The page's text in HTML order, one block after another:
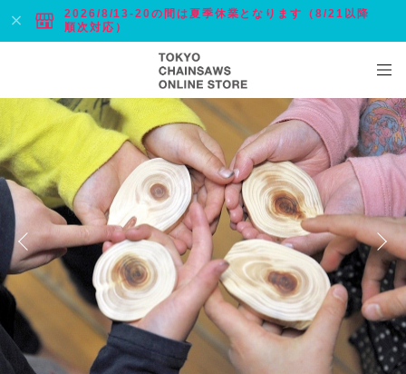
2026/8/13-20の間は夏季休業となります（8/21以降
順次対応）